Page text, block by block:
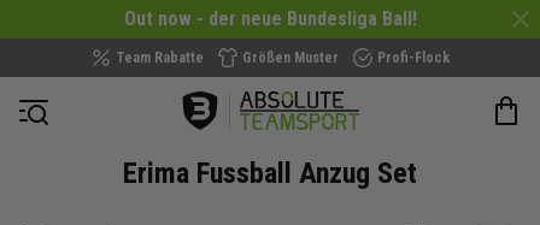
Out now - der neue Bundesliga Ball!
Team Rabatte Größen Muster Profi-Flock
Navigation öffnen
Erima Fussball Anzug Set